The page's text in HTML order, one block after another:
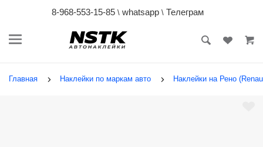
8-968-553-15-85 \ whatsapp\ Телеграм
Главная Наклейки по маркам авто Наклейки на Рено